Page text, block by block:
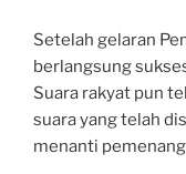
Setelah gelaran
berlangsung
Suara rakyat pun
suara yang telah
menanti